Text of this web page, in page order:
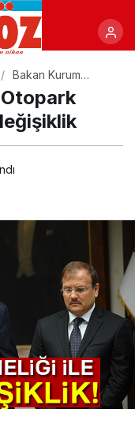
Bakan Kurum
açıkladı: Otopark
yönetmeliğiyle
büyük değişiklik
Otopark
Paylaş